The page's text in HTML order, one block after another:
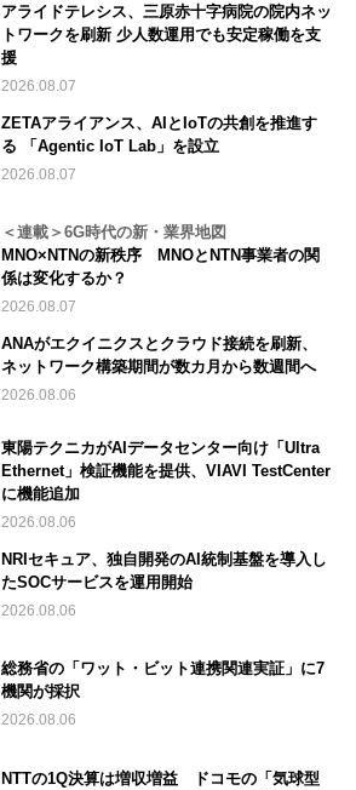
アライドテレシス、三原赤十字病院の院内ネッ
トワークを刷新 少人数運用でも安定稼働を支
援
2026.08.07
ZETAアライアンス、AIとIoTの共創を推進す
る 「Agentic IoT Lab」を設立
2026.08.07
＜連載＞6G時代の新・業界地図
MNO×NTNの新秩序 MNOとNTN事業者の関
係は変化するか？
2026.08.07
ANAがエクイニクスとクラウド接続を刷新、
ネットワーク構築期間が数カ月から数週間へ
2026.08.06
東陽テクニカがAIデータセンター向け「Ultra
Ethernet」検証機能を提供、VIAVI TestCenter
に機能追加
2026.08.06
NRIセキュア、独自開発のAI統制基盤を導入し
たSOCサービスを運用開始
2026.08.06
総務省の「ワット・ビット連携関連実証」に7
機関が採択
2026.08.06
NTTの1Q決算は増収増益 ドコモの「気球型